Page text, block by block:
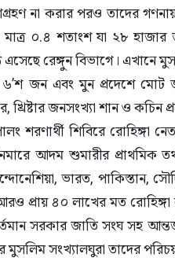
না করার পরও তাদের
মাত্র ০.৪ শতাংশ যা ২৮
রেঙ্গুন বিভাগে। এখানে
জন এবং মুন প্রদেশে মোট
খ্রিষ্টার জনসংখ্যা শান ও কচিন
শরণার্থী শিবিরে
আদম শুমারীর প্রাথমিক
ভারত, পাকিস্তান,
৪০ লাখের মত রোহিঙ্গা
সরকার জাতি সংঘ সহ
মুসলিম সংখ্যালঘুরা তাদের